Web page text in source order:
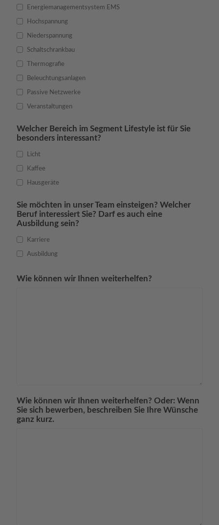
Energiemanagement­system EMS
Hochspannung
Niederspannung
Schaltschrankbau
Thermografie
Beleuchtungsanlagen
Passive Netzwerke
Veranstaltungen
Welcher Bereich im Segment Lifestyle ist für Sie
besonders interessant?
Licht
Kaffee
Hausgeräte
Sie möchten in unser Team einsteigen? Welcher
Beruf interessiert Sie? Darf es auch eine
Ausbildung sein?
Karriere
Ausbildung
Wie können wir Ihnen weiterhelfen?
Wie können wir Ihnen weiterhelfen? Oder: Wenn
Sie sich bewerben, beschreiben Sie Ihre Wünsche
ganz kurz.